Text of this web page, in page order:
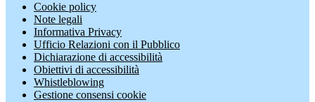
Cookie policy
Note legali
Informativa Privacy
Ufficio Relazioni con il Pubblico
Dichiarazione di accessibilità
Obiettivi di accessibilità
Whistleblowing
Gestione consensi cookie